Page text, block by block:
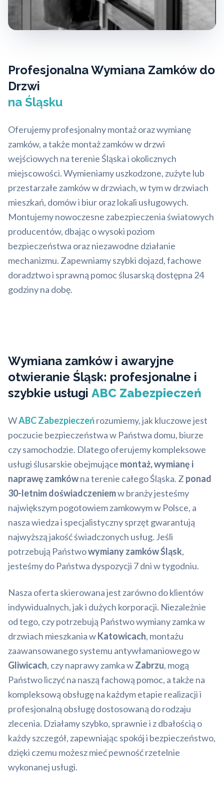
Profesjonalna Wymiana Zamków do
Drzwi
na Śląsku
Oferujemy profesjonalny montaż oraz wymianę
zamków, a także montaż zamków w drzwi
wejściowych na terenie Śląska i okolicznych
miejscowości. Wymieniamy uszkodzone, zużyte lub
przestarzałe zamków w drzwiach, w tym w drzwiach
mieszkań, domów i biur oraz lokali usługowych.
Montujemy nowoczesne zabezpieczenia światowych
producentów, dbając o wysoki poziom
bezpieczeństwa oraz niezawodne działanie
mechanizmu. Zapewniamy szybki dojazd, fachowe
doradztwo i sprawną pomoc ślusarską dostępna 24
godziny na dobę.
Wymiana zamków i awaryjne
otwieranie Śląsk: profesjonalne i
szybkie usługi ABC Zabezpieczeń
WABC Zabezpieczeńrozumiemy, jak kluczowe jest
poczucie bezpieczeństwa w Państwa domu, biurze
czy samochodzie. Dlatego oferujemy kompleksowe
usługi ślusarskie obejmujące montaż, wymianę i
naprawę zamkówna terenie całego Śląska. Z ponad
30-letnim doświadczeniemw branży jesteśmy
największym pogotowiem zamkowym w Polsce, a
nasza wiedza i specjalistyczny sprzęt gwarantują
najwyższą jakość świadczonych usług. Jeśli
potrzebują Państwowymiany zamków Śląsk,
jesteśmy do Państwa dyspozycji 7 dni w tygodniu.
Nasza oferta skierowana jest zarówno do klientów
indywidualnych, jak i dużych korporacji. Niezależnie
od tego, czy potrzebują Państwo wymiany zamka w
drzwiach mieszkania wKatowicach, montażu
zaawansowanego systemu antywłamaniowego w
Gliwicach, czy naprawy zamka wZabrzu, mogą
Państwo liczyć na naszą fachową pomoc, a także na
kompleksową obsługę na każdym etapie realizacji i
profesjonalną obsługę dostosowaną do rodzaju
zlecenia. Działamy szybko, sprawnie i z dbałością o
każdy szczegół, zapewniając spokój i bezpieczeństwo,
dzięki czemu możesz mieć pewność rzetelnie
wykonanej usługi.